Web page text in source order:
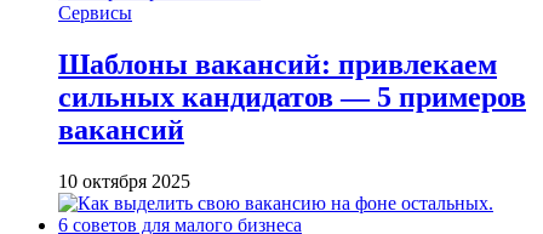
Сервисы
Шаблоны вакансий: привлекаем
сильных кандидатов — 5 примеров
вакансий
10 октября 2025